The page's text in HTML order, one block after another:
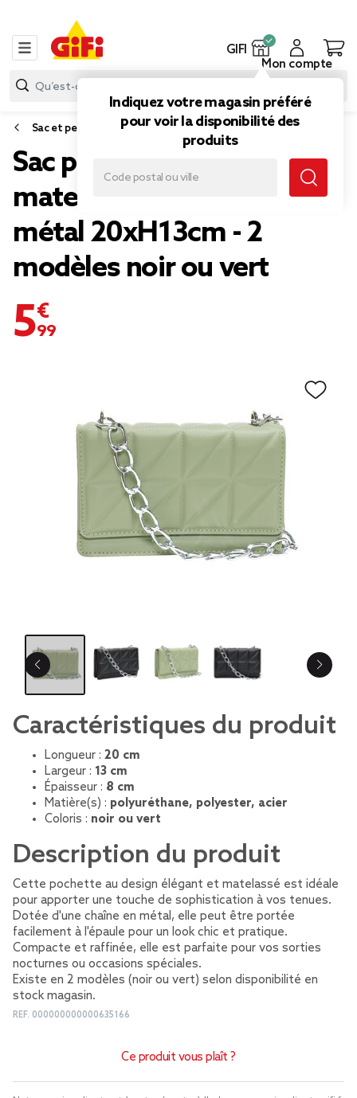
GIFI
Indiquez votre magasin préféré
pour voir la disponibilité des
produits
Mon compte
Sac et petite maroquinerie
Sac pochette effet
matelassée avec chaîne
métal 20xH13cm - 2
modèles noir ou vert
5,99 €
Caractéristiques du produit
Longueur : 20 cm
Largeur : 13 cm
Épaisseur : 8 cm
Matière(s) : polyuréthane, polyester, acier
Coloris : noir ou vert
Description du produit
Cette pochette au design élégant et matelassé est idéale
pour apporter une touche de sophistication à vos tenues.
Dotée d'une chaîne en métal, elle peut être portée
facilement à l'épaule pour un look chic et pratique.
Compacte et raffinée, elle est parfaite pour vos sorties
nocturnes ou occasions spéciales.
Existe en 2 modèles (noir ou vert) selon disponibilité en
stock magasin.
REF. 000000000000635166
Ce produit vous plaît ?